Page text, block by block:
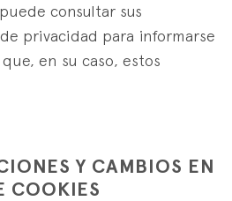
consultar sus
privacidad para informarse
en su caso, estos
Y CAMBIOS EN
COOKIES